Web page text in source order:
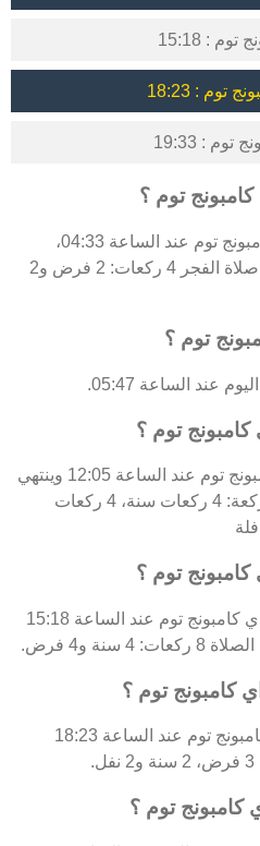
: 15:18
: 18:23
: 19:33
كامبونج توم ؟
وقت بداية صلاة الفجر باراي كامبونج توم عند الساعة 04:33،
ووقت النهاية هو 05:47. تشمل صلاة الفجر 4 ركعات: 2 فرض و2
توم ؟
عند الساعة 05:47.
كامبونج توم ؟
يبدأ وقت صلاة الظهر باراي كامبونج توم عند الساعة 12:05 وينتهي
15:18. تشمل صلاة الظهر 12 ركعة: 4 ركعات سنة، 4 ركعات
كامبونج توم ؟
يبدأ وقت صلاة العصر اليوم باراي كامبونج توم عند الساعة 15:18
و4 فرض.
كامبونج توم ؟
يبدأ وقت صلاة المغرب باراي كامبونج توم عند الساعة 18:23
كامبونج توم ؟